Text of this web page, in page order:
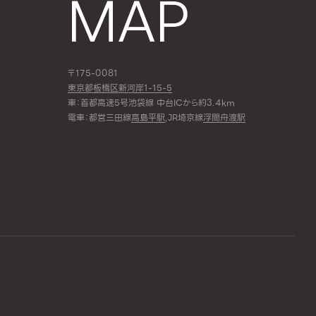
MAP
〒175-0081
東京都板橋区新河岸1-15-5
車：首都高速5号池袋線 中台ICから約3.4km
電車：都営三田線高島平駅,JR埼京線浮間舟渡駅